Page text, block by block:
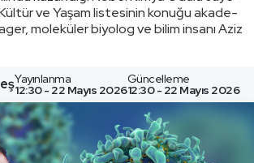
ve Yaşam lis­te­si­nin ko­nu­ğu aka­de­
mo­le­kü­ler bi­yo­log ve bilim in­sa­nı Aziz
Yayınlanma
12:30 - 22 Mayıs 2026
Güncelleme
12:30 - 22 Mayıs 2026